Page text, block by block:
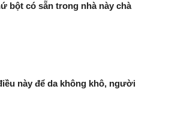
bột có sẵn trong nhà này chà
này để da không khô, người